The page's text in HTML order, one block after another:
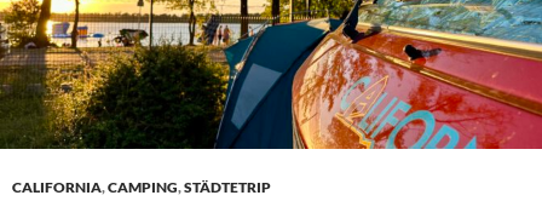
CALIFORNIA,CAMPING,STÄDTETRIP